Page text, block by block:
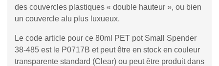
des couvercles plastiques « double hauteur », ou bien
un couvercle alu plus luxueux.
Le code article pour ce 80ml PET pot Small Spender
38-485 est le P0717B et peut être en stock en couleur
transparente standard (Clear) ou peut être produit dans